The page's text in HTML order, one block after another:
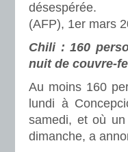
désespérée.
(AFP), 1er mars
Chili : 160
nuit de couvre-
Au moins 160
lundi à
samedi, et où
dimanche, a